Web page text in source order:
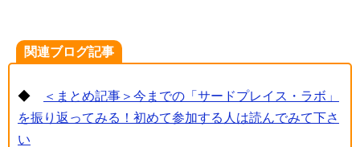
関連ブログ記事
◆
＜まとめ記事＞今までの「サードプレイス・ラボ」
を振り返ってみる！初めて参加する人は読んでみて下さ
い